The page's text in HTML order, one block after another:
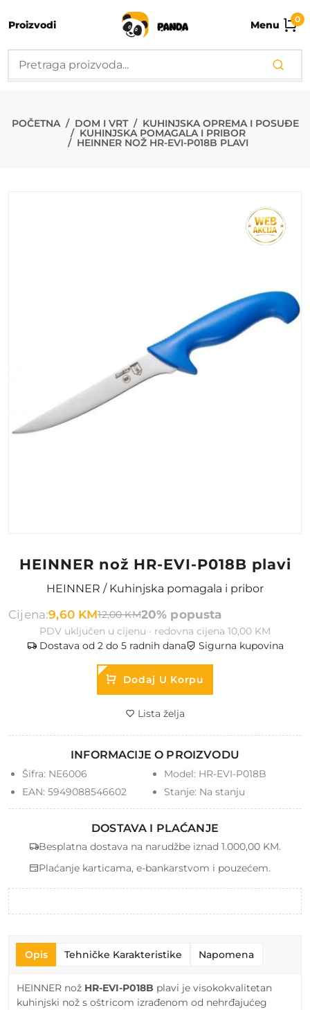
Proizvodi Menu 0
HEINNER
POČETNA DOM I VRT KUHINJSKA OPREMA I POSUĐE
KUHINJSKA POMAGALA I PRIBOR
HEINNER NOŽ HR-EVI-P018B PLAVI
HEINNER nož HR-EVI-P018B plavi
HEINNER / Kuhinjska pomagala i pribor
Cijena:9,60 KM12,00 KM20% popusta
PDV uključen u cijenu · redovna cijena 10,00 KM
Dostava od 2 do 5 radnih dana
Sigurna kupovina
Dodaj U Korpu
Lista želja
INFORMACIJE O PROIZVODU
Šifra: NE6006 Model: HR-EVI-P018B
EAN: 5949088546602 Stanje: Na stanju
DOSTAVA I PLAĆANJE
Besplatna dostava na narudžbe iznad 1.000,00 KM.
Plaćanje karticama, e-bankarstvom i pouzećem.
Opis Tehničke Karakteristike Napomena
HEINNER nož HR-EVI-P018B plavi je visokokvalitetan
kuhinjski nož s oštricom izrađenom od nehrđajućeg